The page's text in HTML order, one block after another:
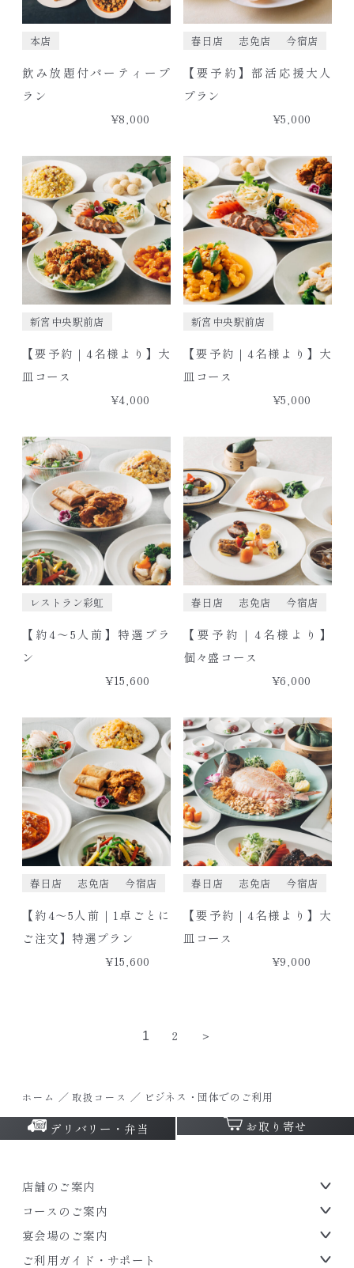
本店
飲み放題付パーティープ
ラン
¥8,000
春日店 志免店 今宿店
【要予約】部活応援大人
プラン
¥5,000
新宮中央駅前店
【要予約｜4名様より】大
皿コース
¥4,000
新宮中央駅前店
【要予約｜4名様より】大
皿コース
¥5,000
レストラン彩虹
【約4〜5人前】特選プラ
ン
¥15,600
春日店 志免店 今宿店
【要予約｜4名様より】
個々盛コース
¥6,000
春日店 志免店 今宿店
【約4〜5人前｜1卓ごとに
ご注文】特選プラン
¥15,600
春日店 志免店 今宿店
【要予約｜4名様より】大
皿コース
¥9,000
1 2 ＞
ホーム ／ 取扱コース ／ ビジネス・団体でのご利用
デリバリー・弁当 お取り寄せ
店舗のご案内
コースのご案内
宴会場のご案内
ご利用ガイド・サポート